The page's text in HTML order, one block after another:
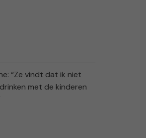
“Ze vindt dat ik niet
met de kinderen